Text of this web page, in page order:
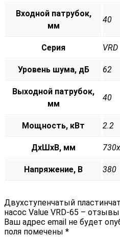
Входной патрубок,
мм
40
Серия VRD
Уровень шума, дБ 62
Выходной патрубок,
мм
40
Мощность, кВт 2.2
ДxШxВ, мм
Напряжение, В 380
Двухступенчатый
насос Value VRD-65 –
Ваш адрес email не будет
поля помечены *